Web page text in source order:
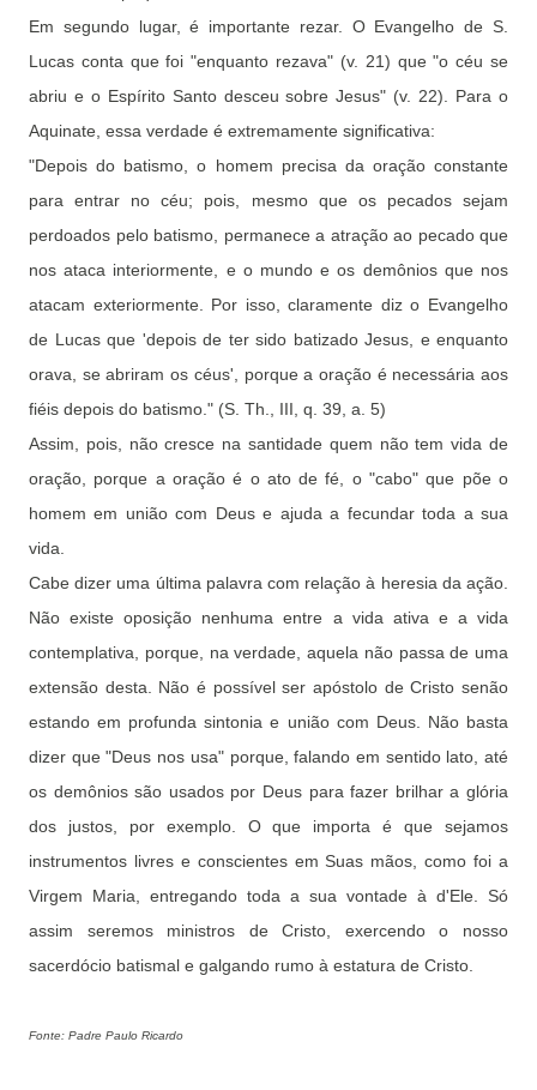
Em segundo lugar, é importante rezar. O Evangelho de S.
Lucas conta que foi "enquanto rezava" (v. 21) que "o céu se
abriu e o Espírito Santo desceu sobre Jesus" (v. 22). Para o
Aquinate, essa verdade é extremamente significativa:
"Depois do batismo, o homem precisa da oração constante
para entrar no céu; pois, mesmo que os pecados sejam
perdoados pelo batismo, permanece a atração ao pecado que
nos ataca interiormente, e o mundo e os demônios que nos
atacam exteriormente. Por isso, claramente diz o Evangelho
de Lucas que 'depois de ter sido batizado Jesus, e enquanto
orava, se abriram os céus', porque a oração é necessária aos
fiéis depois do batismo." (S. Th., III, q. 39, a. 5)
Assim, pois, não cresce na santidade quem não tem vida de
oração, porque a oração é o ato de fé, o "cabo" que põe o
homem em união com Deus e ajuda a fecundar toda a sua
vida.
Cabe dizer uma última palavra com relação à heresia da ação.
Não existe oposição nenhuma entre a vida ativa e a vida
contemplativa, porque, na verdade, aquela não passa de uma
extensão desta. Não é possível ser apóstolo de Cristo senão
estando em profunda sintonia e união com Deus. Não basta
dizer que "Deus nos usa" porque, falando em sentido lato, até
os demônios são usados por Deus para fazer brilhar a glória
dos justos, por exemplo. O que importa é que sejamos
instrumentos livres e conscientes em Suas mãos, como foi a
Virgem Maria, entregando toda a sua vontade à d'Ele. Só
assim seremos ministros de Cristo, exercendo o nosso
sacerdócio batismal e galgando rumo à estatura de Cristo.
Fonte: Padre Paulo Ricardo